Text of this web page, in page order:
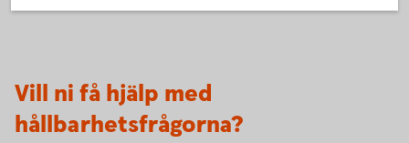
Vill ni få hjälp med
hållbarhetsfrågorna?